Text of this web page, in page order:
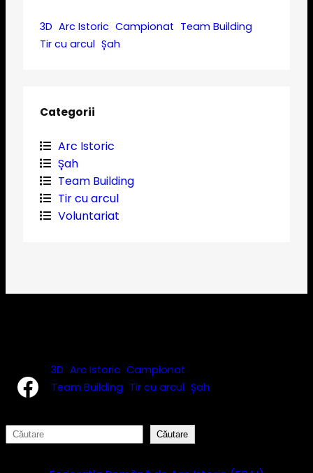
3D Arc Istoric Campionat Team Building
Tir cu arcul Șah
Categorii
Arc Istoric
Șah
Team Building
Tir cu arcul
Voluntariat
Facebook 3D Arc Istoric Campionat
Team Building Tir cu arcul Șah
Căutare